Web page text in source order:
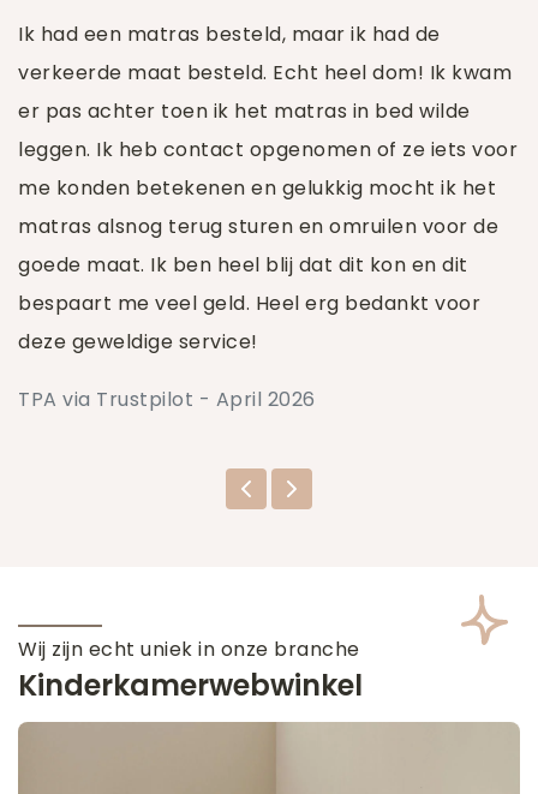
Ik had een matras besteld, maar ik had de
verkeerde maat besteld. Echt heel dom! Ik kwam
er pas achter toen ik het matras in bed wilde
leggen. Ik heb contact opgenomen of ze iets voor
me konden betekenen en gelukkig mocht ik het
matras alsnog terug sturen en omruilen voor de
goede maat. Ik ben heel blij dat dit kon en dit
bespaart me veel geld. Heel erg bedankt voor
deze geweldige service!
TPA via Trustpilot - April 2026
Wij zijn echt uniek in onze branche
Kinderkamerwebwinkel